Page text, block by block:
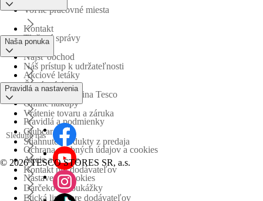
Voľné pracovné miesta
Tlačové správy
Náš prístup k udržateľnosti
Obchodná skupina Tesco
Kontakt
Nájsť obchod
Časté otázky
Vrátenie tovaru a záruka
Stiahnuté produkty z predaja
Kontakt pre dodávateľov
Etická linka pre dodávateľov
Naša ponuka
Akciové letáky
Online nákupy
Clubcard
Akcie a súťaže
Darčekové poukážky
Pravidlá a nastavenia
Pravidlá a podmienky
Ochrana osobných údajov a cookies
Nastavenia cookies
Sledujte nás
© 2026 TESCO STORES SR, a.s.